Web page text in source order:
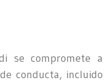
se compromete a
conducta, incluido